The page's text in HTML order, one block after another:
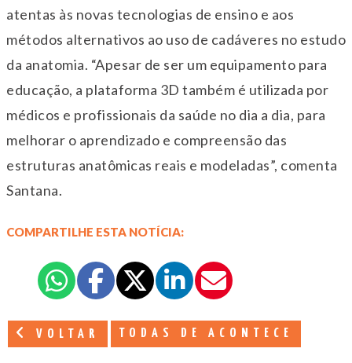
atentas às novas tecnologias de ensino e aos
métodos alternativos ao uso de cadáveres no estudo
da anatomia. “Apesar de ser um equipamento para
educação, a plataforma 3D também é utilizada por
médicos e profissionais da saúde no dia a dia, para
melhorar o aprendizado e compreensão das
estruturas anatômicas reais e modeladas”, comenta
Santana.
COMPARTILHE ESTA NOTÍCIA:
VOLTAR TODAS DE ACONTECE